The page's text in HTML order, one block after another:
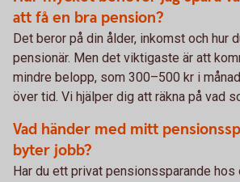
att få en bra pension?
Det beror på din ålder, inkomst och hur
pensionär. Men det viktigaste är att
mindre belopp, som 300–500 kr i
över tid. Vi hjälper dig att räkna på vad
Vad händer med mitt
byter jobb?
Har du ett privat pensionssparande